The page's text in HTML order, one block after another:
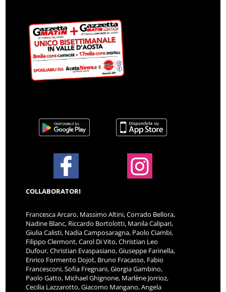
COLLABORATORI
Francesca Arcaro, Massimo Altini, Corrado Bellora,
Nadine Blanc, Riccardo Bortolotti, Manila Calipari,
Giulia Calisti, Nadia Camposaragna, Paolo Ciambi,
Filippo Clermont, Carol Di Vito, Christian Leo
Dufour, Christian Evaspasiano, Giuseppe Farinella,
Enrico Formento Dojot, Bruno Fracasso, Fabio
Francesconi, Sofia Fregnani, Giorgia Gambino,
Paolo Gatto, Michael Ghignone, Marlène Jorrioz,
Cecilia Lazzarotto, Giacomo Mangano, Angela